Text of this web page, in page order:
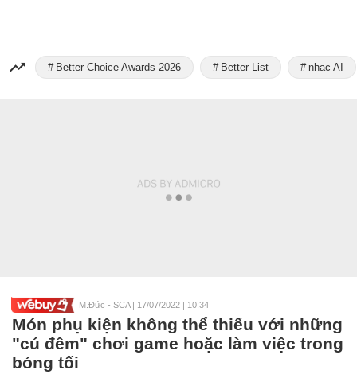
Better Choice Awards 2026 Better List nhạc AI
M.Đức - SCA | 17/07/2022 | 10:34
Món phụ kiện không thể thiếu với những
"cú đêm" chơi game hoặc làm việc trong
bóng tối